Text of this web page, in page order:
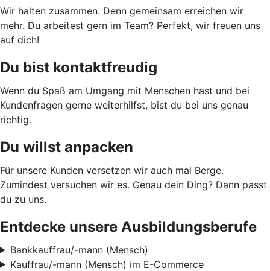
Wir halten zusammen. Denn gemeinsam erreichen wir
mehr. Du arbeitest gern im Team? Perfekt, wir freuen uns
auf dich!
Du bist kontaktfreudig
Wenn du Spaß am Umgang mit Menschen hast und bei
Kundenfragen gerne weiterhilfst, bist du bei uns genau
richtig.
Du willst anpacken
Für unsere Kunden versetzen wir auch mal Berge.
Zumindest versuchen wir es. Genau dein Ding? Dann passt
du zu uns.
Entdecke unsere Ausbildungsberufe
Bankkauffrau/-mann (Mensch)
Kauffrau/-mann (Mensch) im E-Commerce